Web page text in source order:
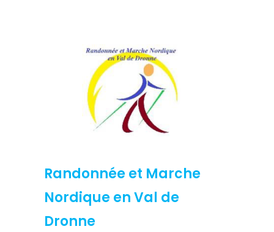
Randonnée et Marche
Nordique en Val de
Dronne